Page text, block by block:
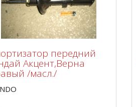
передний
Акцент,Верна
/масл./